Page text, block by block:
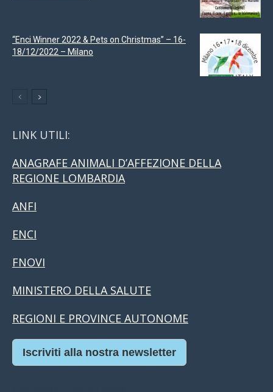
“Enci Winner 2022 & Pets on Christmas” – 16-
18/12/2022 – Milano
LINK UTILI:
ANAGRAFE ANIMALI D’AFFEZIONE DELLA
REGIONE LOMBARDIA
ANFI
ENCI
FNOVI
MINISTERO DELLA SALUTE
REGIONI E PROVINCE AUTONOME
Iscriviti alla nostra newsletter